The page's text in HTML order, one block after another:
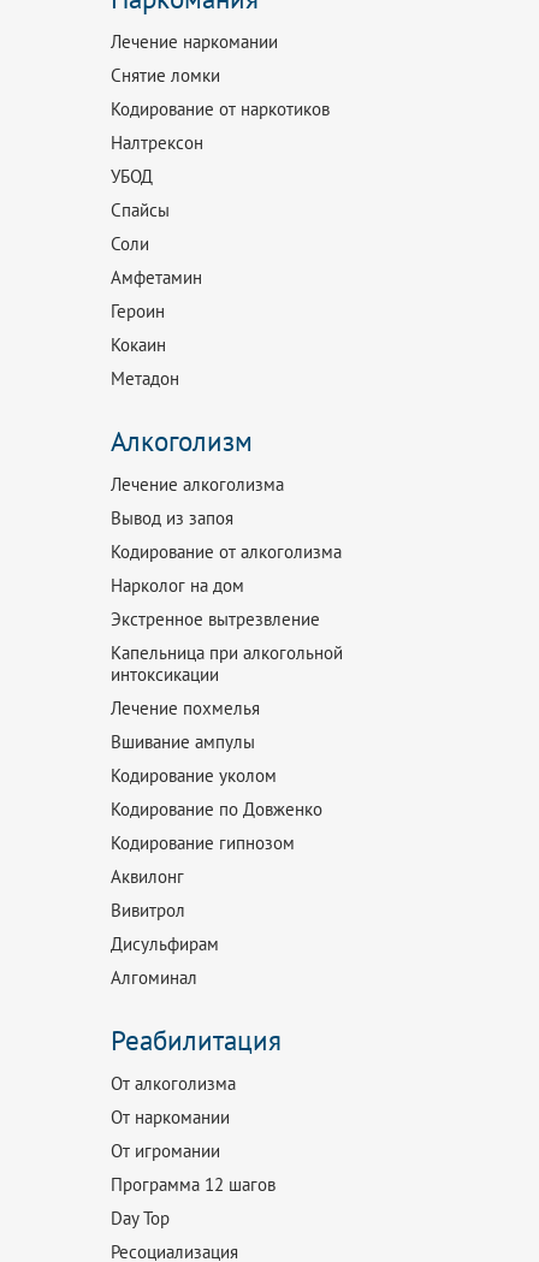
Лечение наркомании
Снятие ломки
Кодирование от наркотиков
Налтрексон
УБОД
Спайсы
Соли
Амфетамин
Героин
Кокаин
Метадон
Алкоголизм
Лечение алкоголизма
Вывод из запоя
Кодирование от алкоголизма
Нарколог на дом
Экстренное вытрезвление
Капельница при алкогольной
интоксикации
Лечение похмелья
Вшивание ампулы
Кодирование уколом
Кодирование по Довженко
Кодирование гипнозом
Аквилонг
Вивитрол
Дисульфирам
Алгоминал
Реабилитация
От алкоголизма
От наркомании
От игромании
Программа 12 шагов
Day Top
Ресоциализация